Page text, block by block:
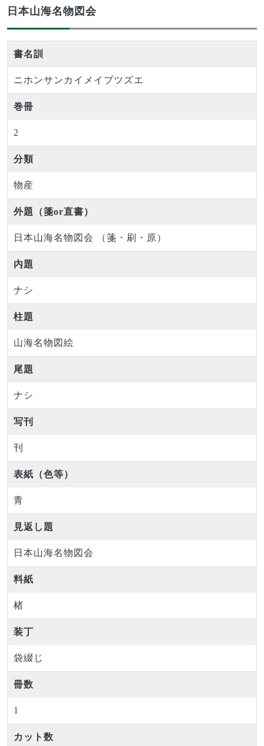
日本山海名物図会
書名訓
ニホンサンカイメイブツズエ
巻冊
2
分類
物産
外題（箋or直書）
日本山海名物図会 （箋・刷・原）
内題
ナシ
柱題
山海名物図絵
尾題
ナシ
写刊
刊
表紙（色等）
青
見返し題
日本山海名物図会
料紙
楮
装丁
袋綴じ
冊数
1
カット数